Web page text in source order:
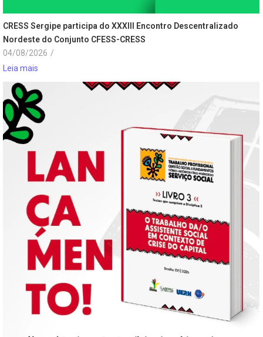
CRESS Sergipe participa do XXXIII Encontro Descentralizado
Nordeste do Conjunto CFESS-CRESS
04/08/2026 /
Leia mais